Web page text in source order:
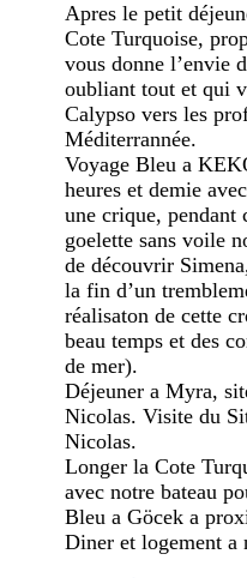
Apres le petit
Cote Turquoise,
vous donne l’envie
oubliant tout et qui
Calypso vers les
Méditerrannée.
Voyage Bleu a
heures et demie
une crique, pendant
goelette sans voile
de découvrir
la fin d’un
réalisaton de cette
beau temps et des
de mer).
Déjeuner a Myra,
Nicolas. Visite du
Nicolas.
Longer la Cote
avec notre bateau
Bleu a Göcek a
Diner et logement a